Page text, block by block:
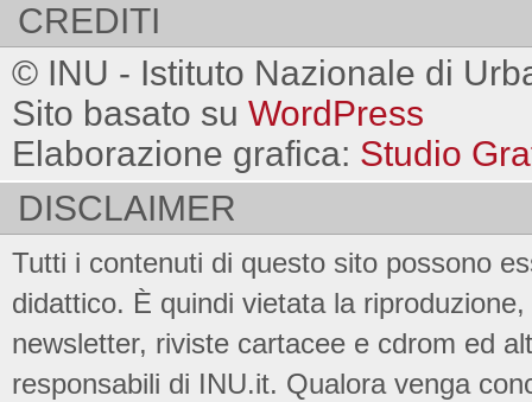
CREDITI
© INU - Istituto Nazionale di
Sito basato su WordPress
Elaborazione grafica: Studio
DISCLAIMER
Tutti i contenuti di questo sito possono
didattico. È quindi vietata la
newsletter, riviste cartacee e cdrom ed
responsabili di INU.it. Qualora venga